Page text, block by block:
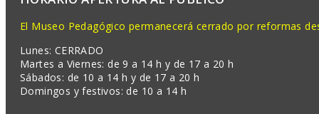
El Museo Pedagógico permanecerá cerrado por reformas
Lunes: CERRADO
Martes a Viernes: de 9 a 14 h y de 17 a 20 h
Sábados: de 10 a 14 h y de 17 a 20 h
Domingos y festivos: de 10 a 14 h